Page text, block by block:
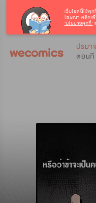
ปรมา
ตอนที่
เว็บไซต์นี้ใช้คุก
โฆษณา คลิกเ
‘นโยบายคุกกี้’